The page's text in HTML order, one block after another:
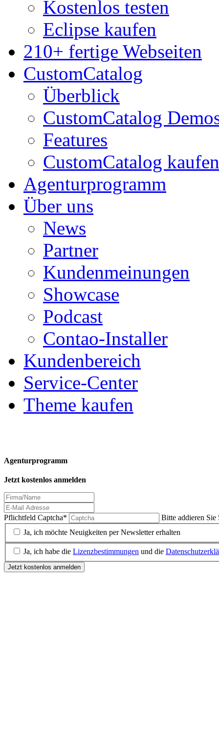
Kostenlos testen
Eclipse kaufen
210+ fertige Webseiten
CustomCatalog
Überblick
CustomCatalog
Features
CustomCatalog kaufen
Agenturprogramm
Über uns
News
Partner
Kundenmeinungen
Showcase
Podcast
Contao-Installer
Kundenbereich
Service-Center
Theme kaufen
Agenturprogramm
Jetzt kostenlos anmelden
Pflichtfeld Captcha*
Bitte addieren Sie
Ja, ich möchte Neuigkeiten per Newsletter erhalten
Ja, ich habe die Lizenzbestimmungen und die